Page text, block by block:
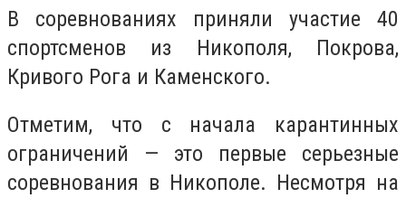
В соревнованиях приняли участие 40
спортсменов из Никополя, Покрова,
Кривого Рога и Каменского.
Отметим, что с начала карантинных
ограничений — это первые серьезные
соревнования в Никополе. Несмотря на